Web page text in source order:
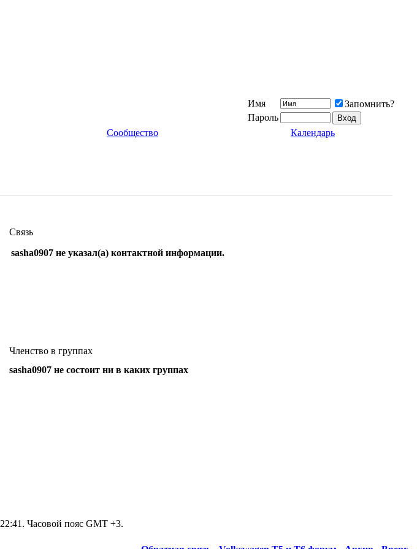
Имя
Запомнить?
Пароль
Сообщество Календарь
Связь
sasha0907 не указал(а) контактной информации.
Членство в группах
sasha0907 не состоит ни в каких группах
22:41 . Часовой пояс GMT +3.